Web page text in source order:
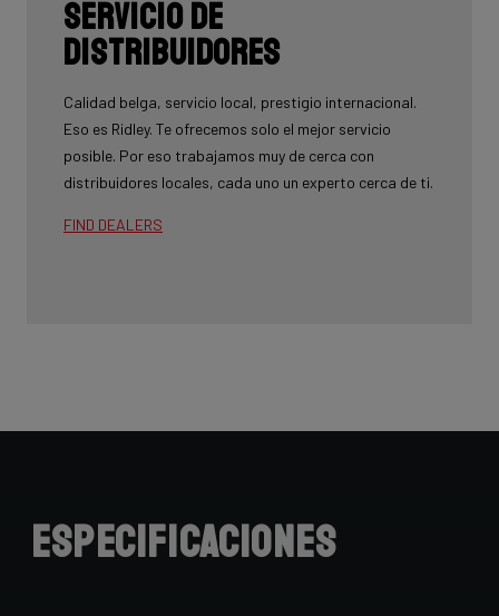
Servicio de
Distribuidores
Calidad belga, servicio local, prestigio internacional.
Eso es Ridley. Te ofrecemos solo el mejor servicio
posible. Por eso trabajamos muy de cerca con
distribuidores locales, cada uno un experto cerca de ti.
FIND DEALERS
Especificaciones